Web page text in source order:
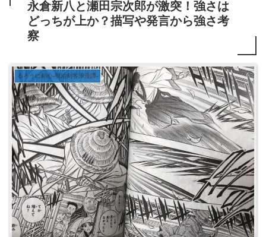
永倉新八と瀬田宗次郎が激突！強さは
どっちが上か？描写や発言から強さ考
察
るろうに剣心-明治剣客浪漫譚-